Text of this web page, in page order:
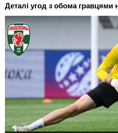
Деталі угод з обома гравцями